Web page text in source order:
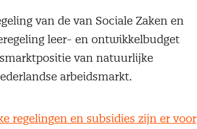
van de van Sociale Zaken en
leer- en ontwikkelbudget
van natuurlijke
arbeidsmarkt.
regelingen en subsidies zijn er voor